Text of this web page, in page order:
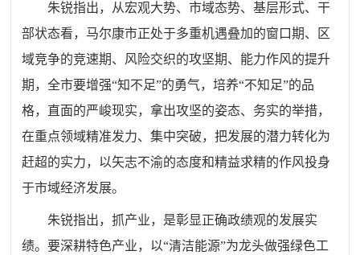
朱锐指出，从宏观大势、市域态势、基层形式、干
部状态看，马尔康市正处于多重机遇叠加的窗口期、区
域竞争的竞速期、风险交织的攻坚期、能力作风的提升
期，全市要增强“知不足”的勇气，培养“不知足”的品
格，直面的严峻现实，拿出攻坚的姿态、务实的举措，
在重点领域精准发力、集中突破，把发展的潜力转化为
赶超的实力，以矢志不渝的态度和精益求精的作风投身
于市域经济发展。
朱锐指出，抓产业，是彰显正确政绩观的发展实
绩。要深耕特色产业，以“清洁能源”为龙头做强绿色工